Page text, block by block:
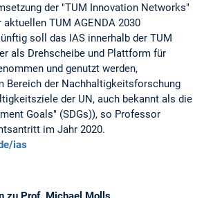
der "TUM Innovation Networks"
TUM AGENDA 2030
soll das IAS innerhalb der TUM
als Drehscheibe und Plattform für
und genutzt werden,
Bereich der Nachhaltigkeitsforschung
der UN, auch bekannt als die
Goals" (SDGs)), so Professor
im Jahr 2020.
ias